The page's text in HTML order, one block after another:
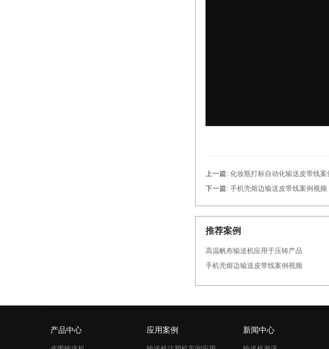
上一篇: 化妆瓶打标自动化输送皮带线案
下一篇: 手机壳熔边输送皮带线案例视频
推荐案例
高温帆布输送机应用于压铸产品
手机壳熔边输送皮带线案例视频
产品中心 应用案例 新闻中心